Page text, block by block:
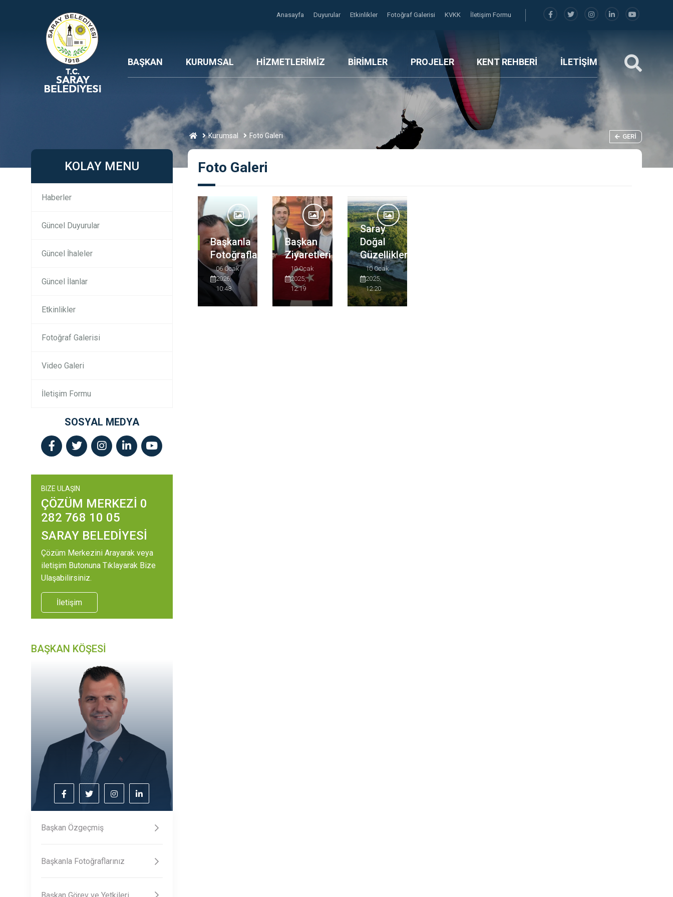
Anasayfa Duyurular Etkinlikler Fotoğraf Galerisi KVKK İletişim Formu
BAŞKAN KURUMSAL HİZMETLERİMİZ BİRİMLER PROJELER KENT REHBERİ İLETİŞİM
Kurumsal Foto Galeri GERI
KOLAY MENU
Haberler
Güncel Duyurular
Güncel İhaleler
Güncel İlanlar
Etkinlikler
Fotoğraf Galerisi
Video Galeri
İletişim Formu
SOSYAL MEDYA
BIZE ULAŞIN
ÇÖZÜM MERKEZİ 0
282 768 10 05
SARAY BELEDİYESİ
Çözüm Merkezini Arayarak veya
iletişim Butonuna Tıklayarak Bize
Ulaşabilirsiniz.
İletişim
BAŞKAN KÖŞESİ
Başkan Özgeçmiş
Başkanla Fotoğraflarınız
Foto Galeri
Başkanla
Fotoğraflarımız
06 Ocak
2026,
10:48
Başkan
Ziyaretleri
10 Ocak
2025,
12:19
Saray
Doğal
Güzellikleri
10 Ocak
2025,
12:20